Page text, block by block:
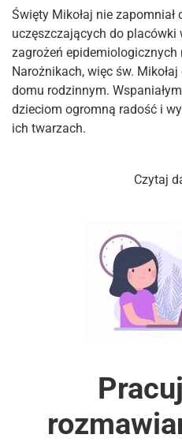
Święty Mikołaj nie zapomniał
uczęszczających do placówki
zagrożeń
Narożnikach, więc św.
domu rodzinnym.
dzieciom ogromną radość i
ich twarzach.
Czytaj